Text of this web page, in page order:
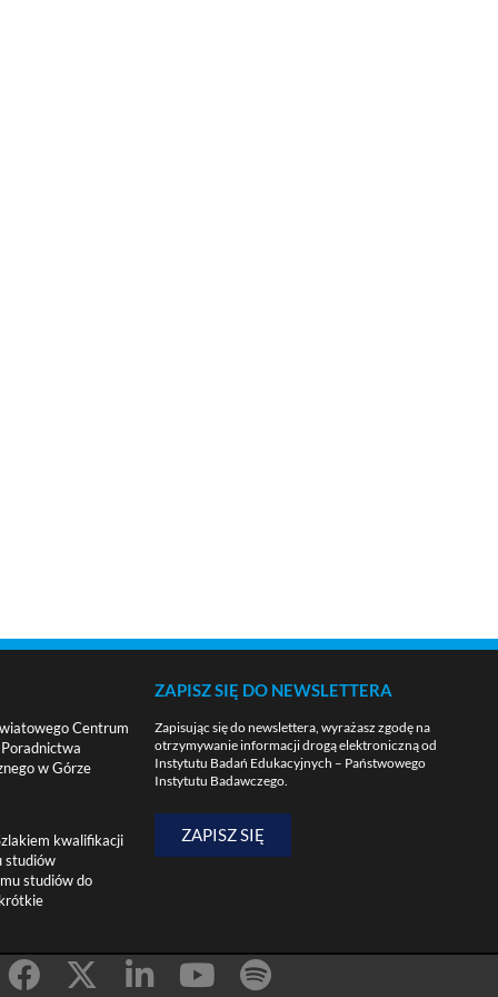
Centrum
w Górze
kwalifikacji
studiów
studiów do
ZAPISZ SIĘ DO NEWSLETTERA
Zapisując się do newslettera, wyrażasz zgodę na
otrzymywanie informacji drogą elektroniczną od
Instytutu Badań Edukacyjnych – Państwowego
Instytutu Badawczego.
ZAPISZ SIĘ